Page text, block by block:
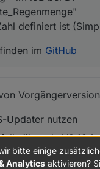
definiert ist
im GitHub
Updater nutzen
älter als V2.12.1
im
bitte einige
Analytics aktivieren?